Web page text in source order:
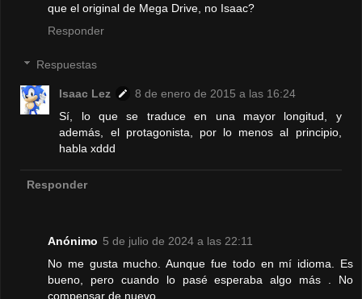
que el original de Mega Drive, no Isaac?
Responder
Respuestas
Isaac Lez
8 de enero de 2015 a las 16:24
Sí, lo que se traduce en una mayor longitud, y
además, el protagonista, por lo menos al principio,
habla xddd
Responder
Anónimo 5 de julio de 2024 a las 22:11
No me gusta mucho. Aunque fue todo en mí idioma. Es
bueno, pero cuando lo pasé esperaba algo más . No
compensar de nuevo